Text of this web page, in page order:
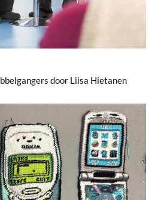
door Liisa Hietanen